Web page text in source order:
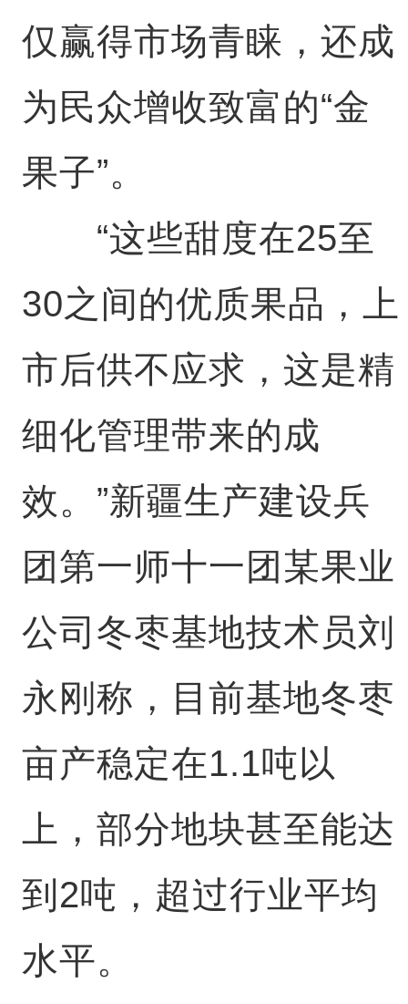
仅赢得市场青睐，还成
为民众增收致富的“金
果子”。
“这些甜度在25至
30之间的优质果品，上
市后供不应求，这是精
细化管理带来的成
效。”新疆生产建设兵
团第一师十一团某果业
公司冬枣基地技术员刘
永刚称，目前基地冬枣
亩产稳定在1.1吨以
上，部分地块甚至能达
到2吨，超过行业平均
水平。